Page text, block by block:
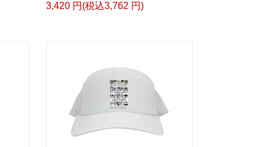
3,420 円(税込3,762 円)